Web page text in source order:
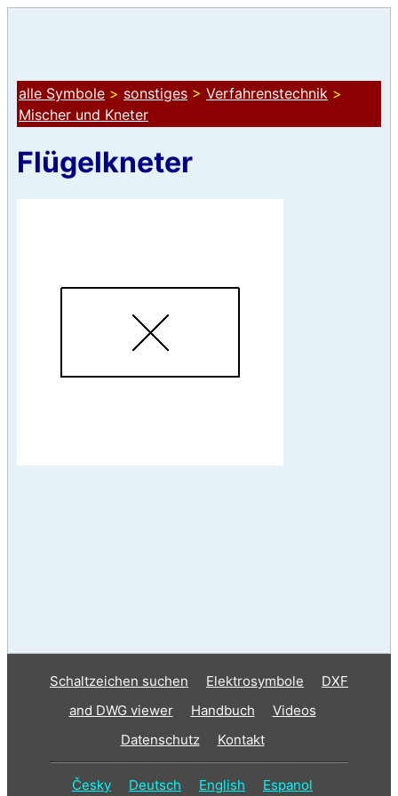
alle Symbole > sonstiges > Verfahrenstechnik >
Mischer und Kneter
Flügelkneter
Schaltzeichen suchen Elektrosymbole
DXF
and DWG viewer
Handbuch
Videos
Datenschutz
Kontakt
Česky Deutsch English Espanol